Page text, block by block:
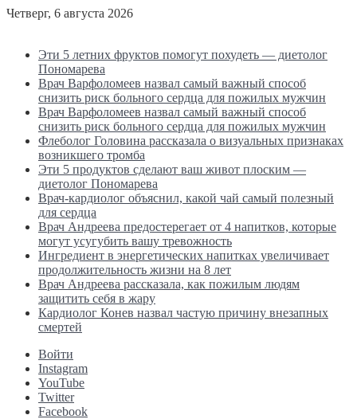
Четверг, 6 августа 2026
Эти 5 летних фруктов помогут похудеть — диетолог
Пономарева
Врач Варфоломеев назвал самый важный способ
снизить риск больного сердца для пожилых мужчин
Врач Варфоломеев назвал самый важный способ
снизить риск больного сердца для пожилых мужчин
Флеболог Головина рассказала о визуальных признаках
возникшего тромба
Эти 5 продуктов сделают ваш живот плоским —
диетолог Пономарева
Врач-кардиолог объяснил, какой чай самый полезный
для сердца
Врач Андреева предостерегает от 4 напитков, которые
могут усугубить вашу тревожность
Ингредиент в энергетических напитках увеличивает
продолжительность жизни на 8 лет
Врач Андреева рассказала, как пожилым людям
защитить себя в жару
Кардиолог Конев назвал частую причину внезапных
смертей
Войти
Instagram
YouTube
Twitter
Facebook